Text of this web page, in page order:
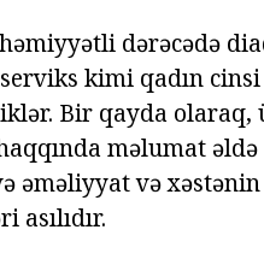
dərəcədə
kimi qadın
Bir qayda
məlumat
əməliyyat və
asılıdır.